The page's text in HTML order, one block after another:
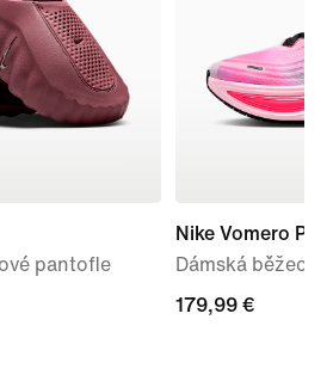
pantofle
Nike Vomero Plus
Dámská
179,99 €
179,99 €